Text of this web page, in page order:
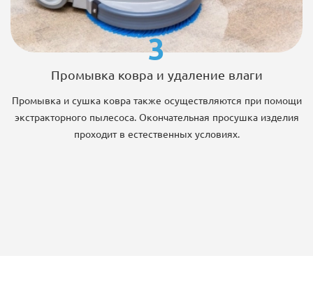
3
Промывка ковра и удаление влаги
Промывка и сушка ковра также осуществляются при помощи
экстракторного пылесоса. Окончательная просушка изделия
проходит в естественных условиях.